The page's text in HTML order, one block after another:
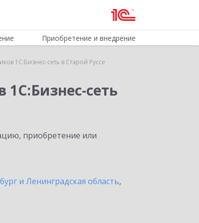
Приобретение и внедрение
1С:Бизнес-сеть в Старой Руссе
сеть
приобретение или
и Ленинградская область,